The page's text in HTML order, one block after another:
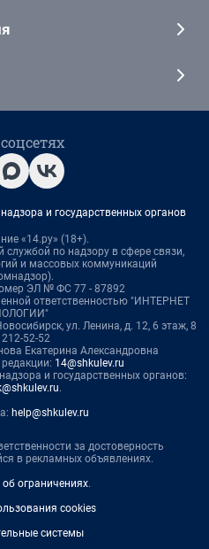
и государственных органов
«14.ру» (18+).
службой по надзору в сфере связи,
и массовых коммуникаций
ЭЛ № ФС 77 - 87892
ответственностью "ИНТЕРНЕТ
ул. Ленина, д. 12, 6 этаж, 8
52-52
Екатерина Александровна
14@shkulev.ru
и государственных органов:
.
help@shkulev.ru
за достоверность
в рекламных объявлениях.
ограничениях.
cookies
системы